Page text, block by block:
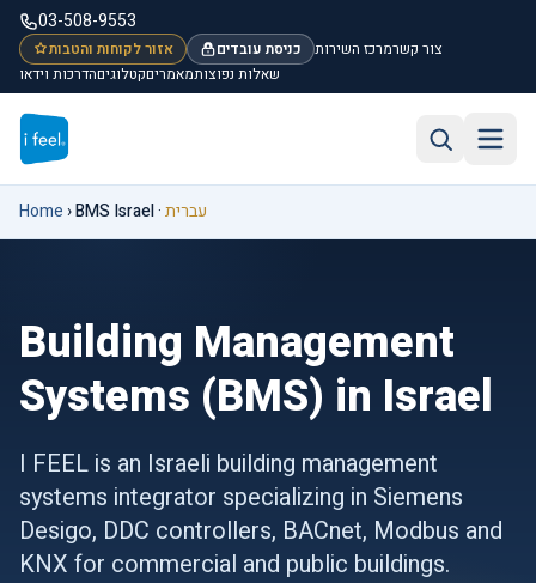
דלג לתוכן הראשי
03-508-9553
אזור לקוחות והטבות כניסת עובדים מרכז השירותצור קשר
הדרכות וידאוקטלוגיםמאמריםשאלות נפוצות
Home›BMS Israel·עברית
Building Management
Systems (BMS) in Israel
I FEEL is an Israeli building management
systems integrator specializing in Siemens
Desigo, DDC controllers, BACnet, Modbus and
KNX for commercial and public buildings.